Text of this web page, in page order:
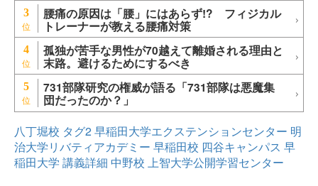
3 腰痛の原因は「腰」にはあらず!? フィジカル
トレーナーが教える腰痛対策
4 孤独が苦手な男性が70越えて離婚される理由と
末路。避けるためにするべき
5 731部隊研究の権威が語る「731部隊は悪魔集
団だったのか？」
八丁堀校 タグ2早稲田大学エクステンションセンター 明
治大学リバティアカデミー 早稲田校 四谷キャンパス 早
稲田大学 講義詳細 中野校 上智大学公開学習センター